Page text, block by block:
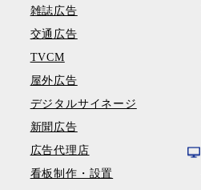
雑誌広告
交通広告
TVCM
屋外広告
デジタルサイネージ
新聞広告
広告代理店
看板制作・設置